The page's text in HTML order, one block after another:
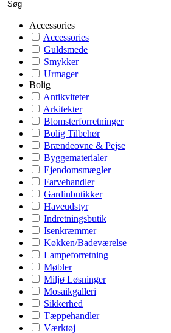
Accessories
Accessories
Guldsmede
Smykker
Urmager
Bolig
Antikviteter
Arkitekter
Blomsterforretninger
Bolig Tilbehør
Brændeovne & Pejse
Byggematerialer
Ejendomsmægler
Farvehandler
Gardinbutikker
Haveudstyr
Indretningsbutik
Isenkræmmer
Køkken/Badeværelse
Lampeforretning
Møbler
Miljø Løsninger
Mosaikgalleri
Sikkerhed
Tæppehandler
Værktøj